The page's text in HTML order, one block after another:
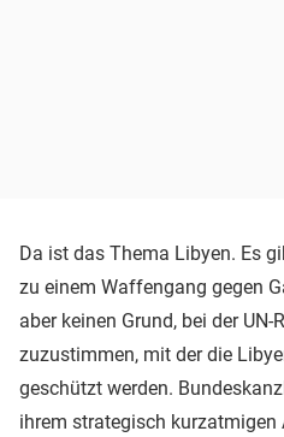
Da ist das Thema Libyen. Es
zu einem Waffengang gegen
aber keinen Grund, bei der
zuzustimmen, mit der die
geschützt werden.
ihrem strategisch